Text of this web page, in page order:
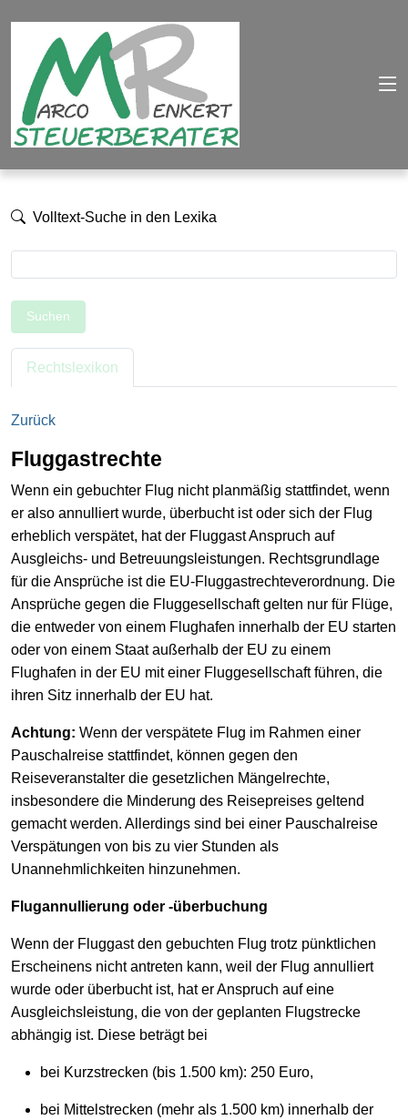
Volltext-Suche in den Lexika
Suchen
Rechtslexikon
Zurück
Fluggastrechte
Wenn ein gebuchter Flug nicht planmäßig stattfindet, wenn
er also annulliert wurde, überbucht ist oder sich der Flug
erheblich verspätet, hat der Fluggast Anspruch auf
Ausgleichs- und Betreuungsleistungen. Rechtsgrundlage
für die Ansprüche ist die EU-Fluggastrechteverordnung. Die
Ansprüche gegen die Fluggesellschaft gelten nur für Flüge,
die entweder von einem Flughafen innerhalb der EU starten
oder von einem Staat außerhalb der EU zu einem
Flughafen in der EU mit einer Fluggesellschaft führen, die
ihren Sitz innerhalb der EU hat.
Achtung: Wenn der verspätete Flug im Rahmen einer
Pauschalreise stattfindet, können gegen den
Reiseveranstalter die gesetzlichen Mängelrechte,
insbesondere die Minderung des Reisepreises geltend
gemacht werden. Allerdings sind bei einer Pauschalreise
Verspätungen von bis zu vier Stunden als
Unannehmlichkeiten hinzunehmen.
Flugannullierung oder -überbuchung
Wenn der Fluggast den gebuchten Flug trotz pünktlichen
Erscheinens nicht antreten kann, weil der Flug annulliert
wurde oder überbucht ist, hat er Anspruch auf eine
Ausgleichsleistung, die von der geplanten Flugstrecke
abhängig ist. Diese beträgt bei
bei Kurzstrecken (bis 1.500 km): 250 Euro,
bei Mittelstrecken (mehr als 1.500 km) innerhalb der